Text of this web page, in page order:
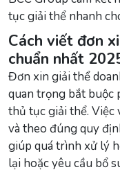
tục giải thể nhanh
Cách viết đơn
chuẩn nhất
Đơn xin giải thể
quan trọng bắt buộc
thủ tục giải thể. Việc
và theo đúng quy
giúp quá trình xử lý
lại hoặc yêu cầu bổ